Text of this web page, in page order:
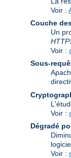
Voir :
Couche
Un
Voir :
Sous-
Voir :
Dégradé
Voir :